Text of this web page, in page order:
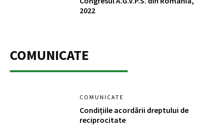
2022
COMUNICATE
COMUNICATE
Condițiile acordării dreptului de
reciprocitate